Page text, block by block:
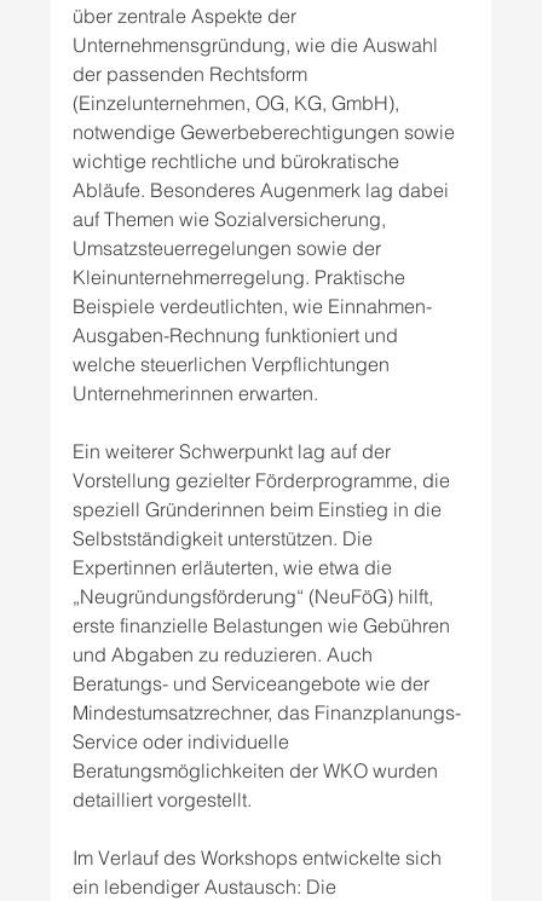
über zentrale Aspekte der
Unternehmensgründung, wie die Auswahl
der passenden Rechtsform
(Einzelunternehmen, OG, KG, GmbH),
notwendige Gewerbeberechtigungen sowie
wichtige rechtliche und bürokratische
Abläufe. Besonderes Augenmerk lag dabei
auf Themen wie Sozialversicherung,
Umsatzsteuerregelungen sowie der
Kleinunternehmerregelung. Praktische
Beispiele verdeutlichten, wie Einnahmen-
Ausgaben-Rechnung funktioniert und
welche steuerlichen Verpflichtungen
Unternehmerinnen erwarten.
Ein weiterer Schwerpunkt lag auf der
Vorstellung gezielter Förderprogramme, die
speziell Gründerinnen beim Einstieg in die
Selbstständigkeit unterstützen. Die
Expertinnen erläuterten, wie etwa die
„Neugründungsförderung“ (NeuFöG) hilft,
erste finanzielle Belastungen wie Gebühren
und Abgaben zu reduzieren. Auch
Beratungs- und Serviceangebote wie der
Mindestumsatzrechner, das Finanzplanungs-
Service oder individuelle
Beratungsmöglichkeiten der WKO wurden
detailliert vorgestellt.
Im Verlauf des Workshops entwickelte sich
ein lebendiger Austausch: Die